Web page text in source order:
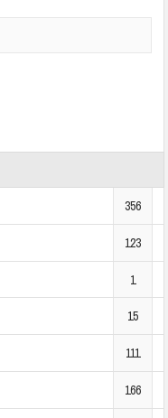
356
123
1
15
111
166